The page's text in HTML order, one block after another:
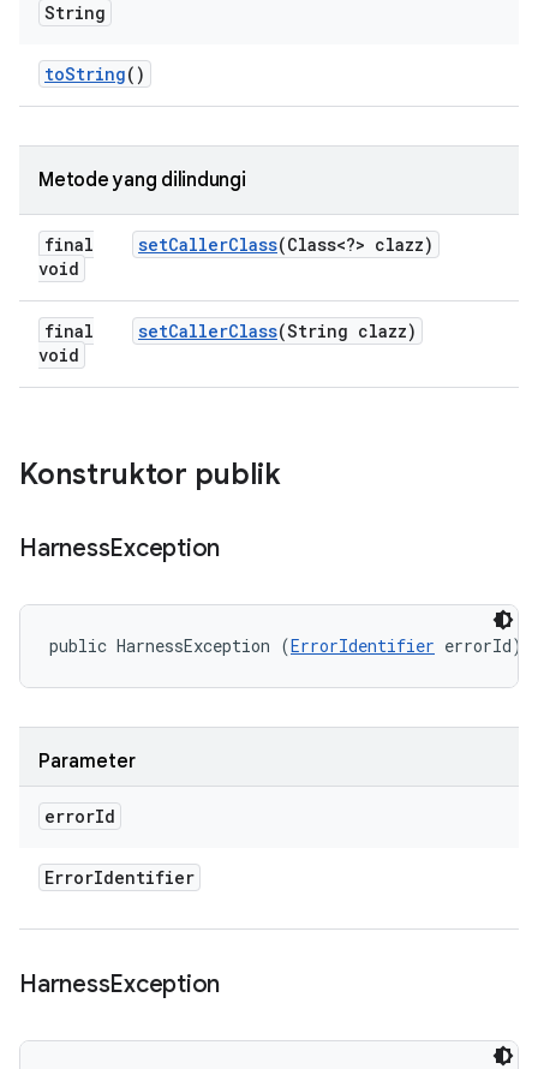
String
toString()
Metode yang dilindungi
final
void
setCallerClass(Class<?> clazz)
final
void
setCallerClass(String clazz)
Konstruktor publik
HarnessException
public HarnessException (ErrorIdentifier errorId)
Parameter
errorId
ErrorIdentifier
HarnessException